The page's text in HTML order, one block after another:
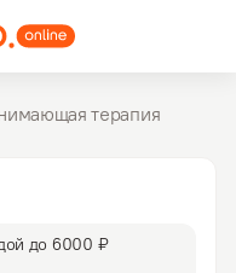
терапия
до 6000 ₽